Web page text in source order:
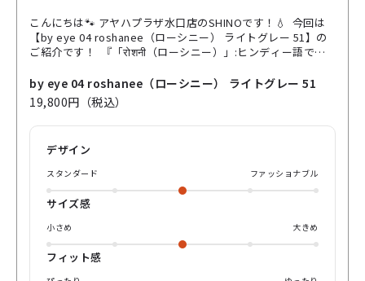
こんにちは🐾 アヤハプラザ水口店のSHINOです！💧 今回は
【by eye 04 roshanee（ローシニー） ライトグレー 51】の
ご紹介です！ 『「रोशनी（ローシニー）」:ヒンディー語で
して広く認識されているそう。』 “メガネをかけることを、
より前向きで豊かな選択にしたい”の思いからから生まれた新
ブランド［by eye］ ⭐️メタルフレームでの光の反射で様々な
表情を引き出す横方向でツヤとマットのグラデーション🌆
ラーリング🌏 ⭐️水面に光が反射する「ミナモ」を表現、柔ら
かい光の移ろいを表現したモダン内側🩵 ⭐️鼻パットに刻まれ
た英文字「LOVE」❤️ “よく見ると気づく”が忍ばされているメ
ガネたち スッキリと細身なリムが繊細なイメージを演出し、
大きめなボストンのレンズシェイプが今らしいトレンドのス
タイルを表現するメタルモデル。ボストン型は上品さや優し
い雰囲気を出しやすいデザインです。 グレーのフレームは顔
の輪郭を引き締めて見せる効果があり、すっきりとしたシャ
by eye 04 roshanee（ローシニー） ライトグレー 51
19,800円（税込）
デザイン
スタンダード ファッショナブル
サイズ感
小さめ 大きめ
フィット感